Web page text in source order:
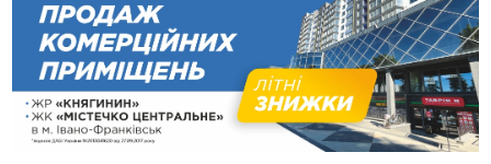
12:14
У Калуші на озері в міському парку масово загинули
качки та риба
11:18
Майстра лісу з Верховинщини оштрафували на 600 тисяч за
переправлення чоловіків до Румунії
10:49
На Прикарпатті через негоду сталися аварійні вимкнення
світла
За змову на тендері для Долинської лікарні двох